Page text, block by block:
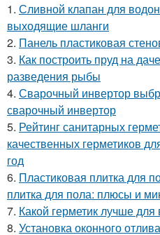
1. Сливной клапан для
выходящие шланги
2. Панель пластиковая
3. Как построить пруд на
разведения рыбы
4. Сварочный инвертор
сварочный инвертор
5. Рейтинг санитарных
качественных герметиков
год
6. Пластиковая плитка для
плитка для пола: плюсы и
7. Какой герметик лучше
8. Установка оконного